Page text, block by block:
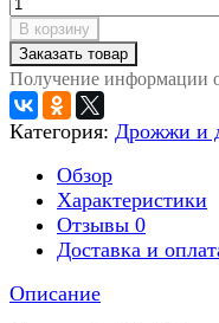
В корзину
Заказать товар
Получение информации
Категория: Дрожжи и
Обзор
Характеристики
Отзывы 0
Доставка и
Описание